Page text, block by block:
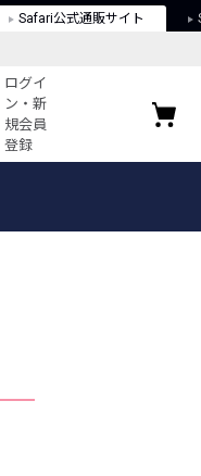
Safari公式通販サイト
ログイ
ン・新
規会員
登録
お気に入